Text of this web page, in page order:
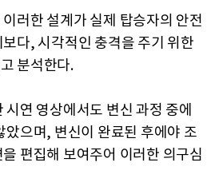
러한 설계가 실제 탑승자의 안전
다, 시각적인 충격을 주기 위한
분석한다.
연 영상에서도 변신 과정 중에
았으며, 변신이 완료된 후에야 조
편집해 보여주어 이러한 의구심